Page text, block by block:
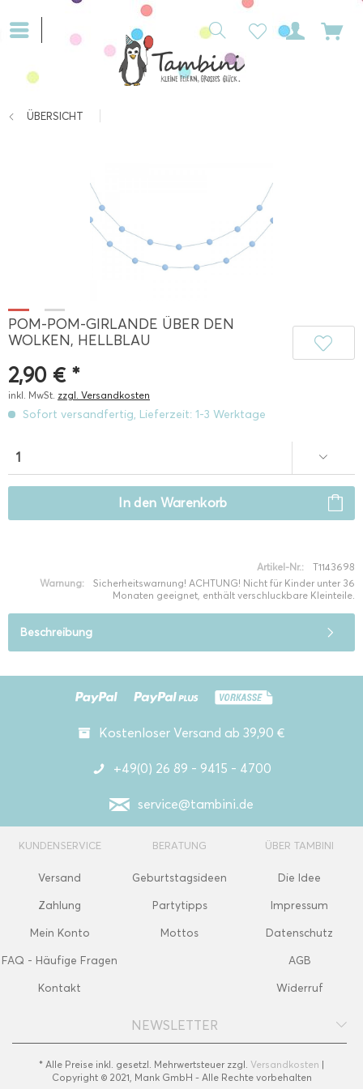
ÜBERSICHT
POM-POM-GIRLANDE ÜBER DEN
WOLKEN, HELLBLAU
2,90 € *
inkl. MwSt. zzgl. Versandkosten
Sofort versandfertig, Lieferzeit: 1-3 Werktage
In den Warenkorb
Artikel-Nr.:
T1143698
Warnung:
Sicherheitswarnung! ACHTUNG! Nicht für Kinder unter 36
Monaten geeignet, enthält verschluckbare Kleinteile.
Beschreibung
Kostenloser Versand ab 39,90 €
+49(0) 26 89 - 9415 - 4700
service@tambini.de
KUNDENSERVICE
Versand
Zahlung
Mein Konto
FAQ - Häufige Fragen
Kontakt
BERATUNG
Geburtstagsideen
Partytipps
Mottos
ÜBER TAMBINI
Die Idee
Impressum
Datenschutz
AGB
Widerruf
NEWSLETTER
* Alle Preise inkl. gesetzl. Mehrwertsteuer zzgl. Versandkosten |
Copyright © 2021, Mank GmbH - Alle Rechte vorbehalten